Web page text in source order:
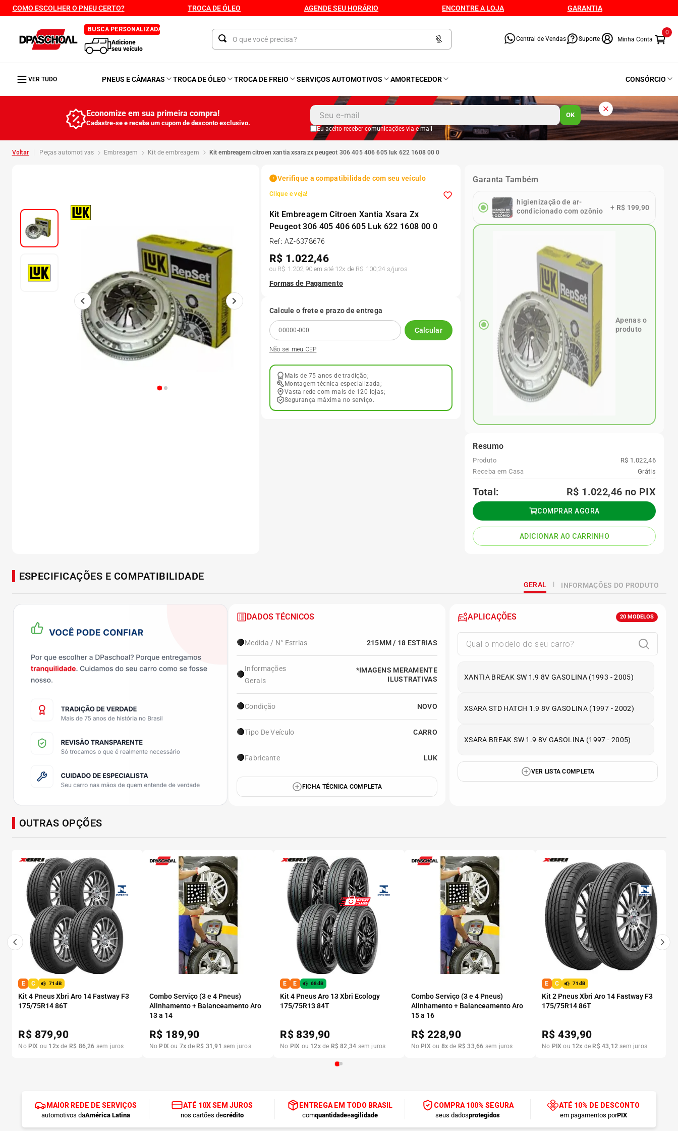
COMO ESCOLHER O PNEU CERTO? TROCA DE ÓLEO AGENDE SEU HORÁRIO ENCONTRE A LOJA GARANTIA
BUSCA PERSONALIZADA
Adicione
seu veículo
Central de Vendas Suporte
0
VER TUDO PNEUS E CÂMARAS TROCA DE ÓLEO TROCA DE FREIO SERVIÇOS AUTOMOTIVOS AMORTECEDOR CONSÓRCIO
Economize em sua primeira compra!
Cadastre-se e receba um cupom de desconto exclusivo.
OK
Eu aceito receber comunicações via e-mail
peças automotivas embreagem kit de embreagem kit embreagem citroen xantia xsara zx peugeot 306 405 406 605 luk 622 1608 00 0
Verifique a compatibilidade com seu veículo
Clique e veja!
Kit Embreagem Citroen Xantia Xsara Zx
Peugeot 306 405 406 605 Luk 622 1608 00 0
Ref: AZ-6378676
R$ 1.022,46
ou R$ 1.202,90em até 12x de R$ 100,24s/juros
Formas de Pagamento
Calcule o frete e prazo de entrega
Calcular
Não sei meu CEP
Mais de 75 anos de tradição;
Montagem técnica especializada;
Vasta rede com mais de 120 lojas;
Segurança máxima no serviço.
Garanta Também
higienização de ar-
condicionado com ozônio
+ R$ 199,90
Apenas o
produto
Resumo
Produto
R$ 1.022,46
Receba em Casa
Grátis
Total: R$ 1.022,46 no PIX
COMPRAR AGORA
ADICIONAR AO CARRINHO
ESPECIFICAÇÕES E COMPATIBILIDADE
GERAL INFORMAÇÕES DO PRODUTO
DADOS TÉCNICOS
🔴Medida / N° Estrias 215MM / 18 ESTRIAS
🔴
Informações
Gerais
*IMAGENS MERAMENTE
ILUSTRATIVAS
🔴Condição NOVO
🔴Tipo De Veículo CARRO
🔴Fabricante LUK
FICHA TÉCNICA COMPLETA
APLICAÇÕES 20 MODELOS
XANTIA BREAK SW 1.9 8V GASOLINA (1993 - 2005)
XSARA STD HATCH 1.9 8V GASOLINA (1997 - 2002)
XSARA BREAK SW 1.9 8V GASOLINA (1997 - 2005)
VER LISTA COMPLETA
OUTRAS OPÇÕES
E C 71dB
Kit 4 Pneus Xbri Aro 14 Fastway F3
175/75R14 86T
R$ 879,90
No PIX ou 12x de R$ 86,26 sem juros
Combo Serviço (3 e 4 Pneus)
Alinhamento + Balanceamento Aro
13 a 14
R$ 189,90
No PIX ou 7x de R$ 31 ,91 sem juros
E E 68dB
Kit 4 Pneus Aro 13 Xbri Ecology
175/75R13 84T
R$ 839,90
No PIX ou 12xde R$ 82,34 sem juros
Combo Serviço (3 e 4 Pneus)
Alinhamento + Balanceamento Aro
15 a 16
R$ 228,90
No PIX ou 8x de R$ 33,66 sem juros
E C 71dB
Kit 2 Pneus Xbri Aro 14 Fastway F3
175/75R14 86T
R$439,90
No PIX ou 12x de R$ 43, 12 sem juros
MAIOR REDE DE SERVIÇOS
automotivos daAmérica Latina
ATÉ 10X SEM JUROS
nos cartões decrédito
ENTREGA EM TODO BRASIL
comquantidadeeagilidade
COMPRA 100% SEGURA
seus dadosprotegidos
ATÉ 10% DE DESCONTO
em pagamentos porPIX
1º Kit 4 Pneu
2º Kit Pneu
3º Bproauto
Kit 4 Pneu Xbri Aro 13
6º
º 185 65r15
8º 185 60r15
9º 195 55r15